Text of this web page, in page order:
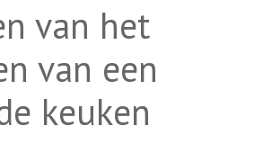
van het
van een
keuken